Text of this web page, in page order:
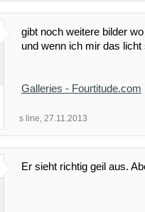
gibt noch weitere bilder
und wenn ich mir das
Galleries - Fourtitude.com
s line, 27.11.2013
Er sieht richtig geil aus.